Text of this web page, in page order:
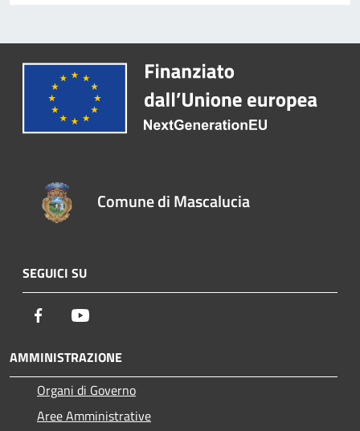
Comune di Mascalucia
SEGUICI SU
Facebook
AMMINISTRAZIONE
Organi di Governo
Aree Amministrative